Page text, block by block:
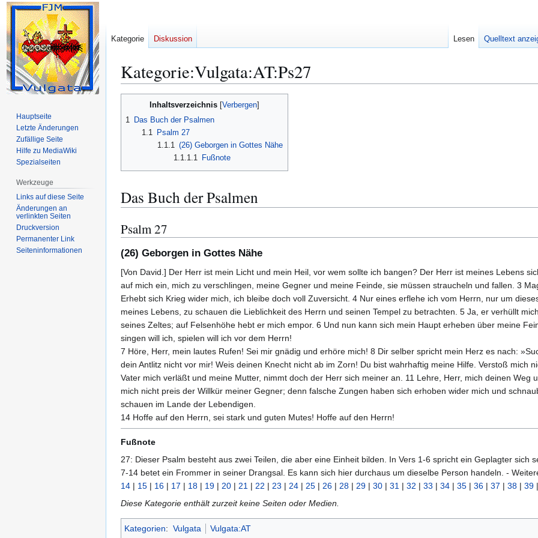
Kategorie:Vulgata:AT:Ps27
Inhaltsverzeichnis
1 Das Buch der Psalmen
1.1
Psalm 27
1.1.1 (26) Geborgen in Gottes Nähe
1.1.1.1
Fußnote
Das Buch der Psalmen
Psalm 27
(26) Geborgen in Gottes Nähe
[Von David.] Der Herr ist mein Licht und mein Heil, vor wem sollte ich bangen? Der Herr ist meines Lebens
auf mich ein, mich zu verschlingen, meine Gegner und meine Feinde, sie müssen straucheln und fallen. 3
Erhebt sich Krieg wider mich, ich bleibe doch voll Zuversicht. 4 Nur eines erflehe ich vom Herrn, nur um
meines Lebens, zu schauen die Lieblichkeit des Herrn und seinen Tempel zu betrachten. 5 Ja, er verhüllt
seines Zeltes; auf Felsenhöhe hebt er mich empor. 6 Und nun kann sich mein Haupt erheben über meine
singen will ich, spielen will ich vor dem Herrn!
7 Höre, Herr, mein lautes Rufen! Sei mir gnädig und erhöre mich! 8 Dir selber spricht mein Herz es nach:
dein Antlitz nicht vor mir! Weis deinen Knecht nicht ab im Zorn! Du bist wahrhaftig meine Hilfe. Verstoß mich
Vater mich verläßt und meine Mutter, nimmt doch der Herr sich meiner an. 11 Lehre, Herr, mich deinen
mich nicht preis der Willkür meiner Gegner; denn falsche Zungen haben sich erhoben wider mich und
schauen im Lande der Lebendigen.
14 Hoffe auf den Herrn, sei stark und guten Mutes! Hoffe auf den Herrn!
Fußnote
27: Dieser Psalm besteht aus zwei Teilen, die aber eine Einheit bilden. In Vers 1-6 spricht ein Geplagter sich
7-14 betet ein Frommer in seiner Drangsal. Es kann sich hier durchaus um dieselbe Person handeln. -
14 | 15 | 16 | 17 | 18 | 19 | 20 | 21 | 22 | 23 | 24 | 25 | 26 | 28 | 29 | 30 | 31 | 32 | 33 | 34 | 35 | 36 | 37 | 38 | 39 |
Diese Kategorie enthält zurzeit keine Seiten oder Medien.
Kategorien: Vulgata Vulgata:AT
Kategorie Diskussion Lesen Quelltext
Hauptseite
Letzte Änderungen
Zufällige Seite
Hilfe zu MediaWiki
Spezialseiten
Werkzeuge
Links auf diese Seite
Änderungen an
verlinkten Seiten
Druckversion
Permanenter Link
Seiten­­informationen